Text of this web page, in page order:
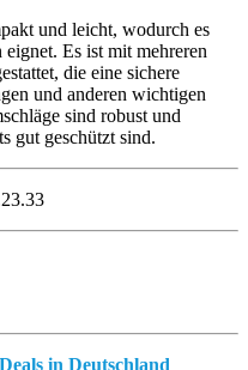
und leicht, wodurch es
Es ist mit mehreren
die eine sichere
und anderen wichtigen
sind robust und
gut geschützt sind.
in Deutschland